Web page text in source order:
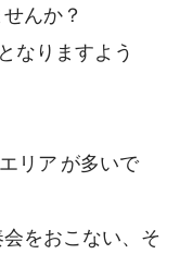
んか？
なりますよう
リア が多いで
をおこない、そ